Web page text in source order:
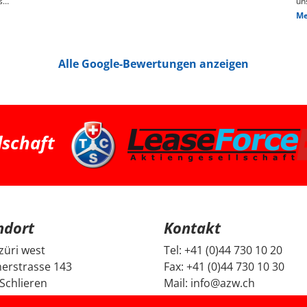
Alle Google-Bewertungen anzeigen
west
143
Kontakt
Tel: +41 (0)44 730 10 20
Fax: +41 (0)44 730 10 30
Mail: info@azw.ch